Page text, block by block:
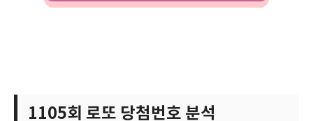
1105회 로또 당첨번호 분석